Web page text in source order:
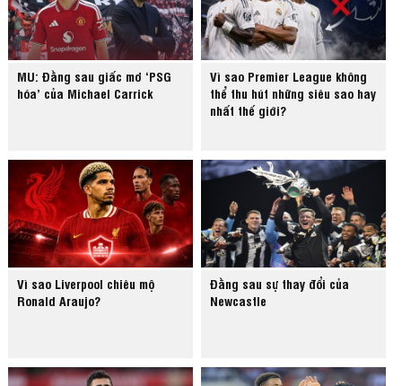
MU: Đằng sau giấc mơ ‘PSG
hóa’ của Michael Carrick
Vì sao Premier League không
thể thu hút những siêu sao hay
nhất thế giới?
Vì sao Liverpool chiêu mộ
Ronald Araujo?
Đằng sau sự thay đổi của
Newcastle